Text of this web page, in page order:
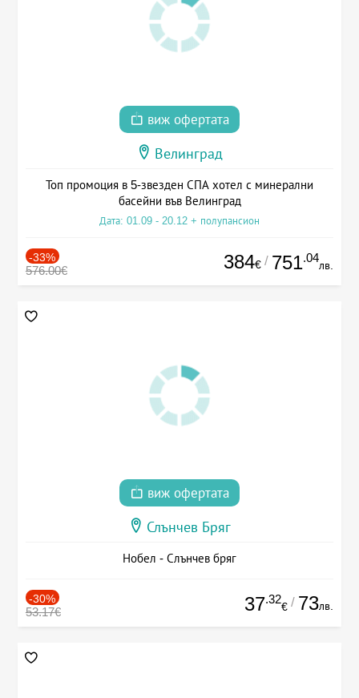
виж офертата
Велинград
Топ промоция в 5-звезден СПА хотел с минерални
басейни във Велинград
Дата: 01.09 - 20.12 + полупансион
-33%
576.00€ 384€ / 751.04
лв.
виж офертата
Слънчев Бряг
Нобел - Слънчев бряг
-30%
53.17€ 37.32
€ / 73лв.